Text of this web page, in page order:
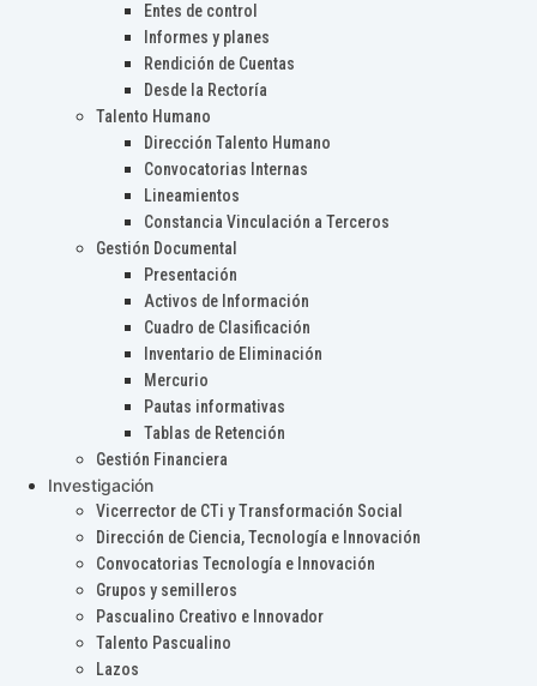
Entes de control
Informes y planes
Rendición de Cuentas
Desde la Rectoría
Talento Humano
Dirección Talento Humano
Convocatorias Internas
Lineamientos
Constancia Vinculación a Terceros
Gestión Documental
Presentación
Activos de Información
Cuadro de Clasificación
Inventario de Eliminación
Mercurio
Pautas informativas
Tablas de Retención
Gestión Financiera
Investigación
Vicerrector de CTi y Transformación Social
Dirección de Ciencia, Tecnología e Innovación
Convocatorias Tecnología e Innovación
Grupos y semilleros
Pascualino Creativo e Innovador
Talento Pascualino
Lazos